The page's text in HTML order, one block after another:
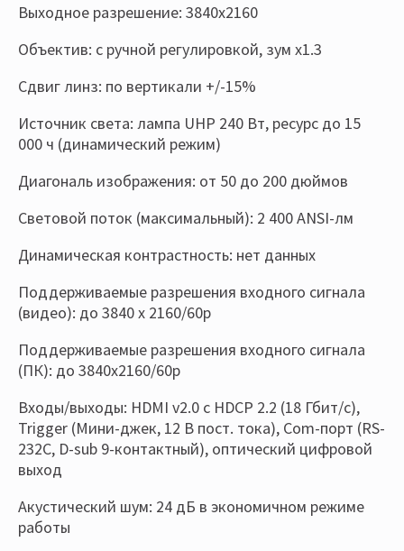
Выходное разрешение: 3840x2160
Объектив: с ручной регулировкой, зум х1.3
Сдвиг линз: по вертикали +/-15%
Источник света: лампа UHP 240 Вт, ресурс до 15
000 ч (динамический режим)
Диагональ изображения: от 50 до 200 дюймов
Световой поток (максимальный): 2 400 ANSI-лм
Динамическая контрастность: нет данных
Поддерживаемые разрешения входного сигнала
(видео): до 3840 x 2160/60p
Поддерживаемые разрешения входного сигнала
(ПК): до 3840х2160/60р
Входы/выходы: HDMI v2.0 с HDCP 2.2 (18 Гбит/с),
Trigger (Мини-джек, 12 В пост. тока), Com-порт (RS-
232C, D-sub 9-контактный), оптический цифровой
выход
Акустический шум: 24 дБ в экономичном режиме
работы